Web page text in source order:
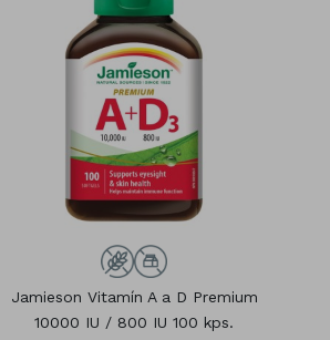
Jamieson Vitamín A a D Premium
10000 IU / 800 IU 100 kps.